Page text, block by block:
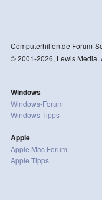
Computerhilfen.de Forum-
© 2001-2026, Lewis Media.
Windows
Windows-Forum
Windows-Tipps
Apple
Apple Mac Forum
Apple Tipps